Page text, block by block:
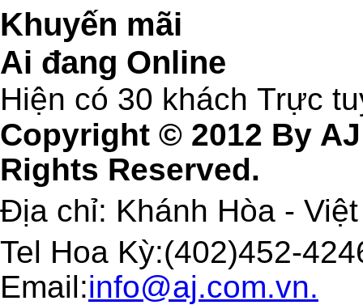
Khuyến mãi
Ai đang Online
Hiện có 30 khách Trực
Copyright © 2012 By
Rights Reserved.
Địa chỉ: Khánh Hòa -
Tel Hoa Kỳ:(402)452-
Email:info@aj.com.vn.